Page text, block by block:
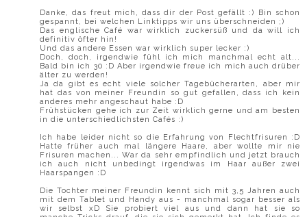
Danke, das freut mich, dass dir der Post gefällt :) Bin schon
gespannt, bei welchen Linktipps wir uns überschneiden ;)
Das englische Café war wirklich zuckersüß und da will ich
definitiv öfter hin!
Und das andere Essen war wirklich super lecker :)
Doch, doch, irgendwie fühl ich mich manchmal echt alt...
Bald bin ich 30 :D Aber irgendwie freue ich mich auch drüber
älter zu werden!
Ja da gibt es echt viele solcher Tagebücherarten, aber mir
hat das von meiner Freundin so gut gefallen, dass ich kein
anderes mehr angeschaut habe :D
Frühstücken gehe ich zur Zeit wirklich gerne und am besten
in die unterschiedlichsten Cafés :)
Ich habe leider nicht so die Erfahrung von Flechtfrisuren :D
Hatte früher auch mal längere Haare, aber wollte mir nie
Frisuren machen... War da sehr empfindlich und jetzt brauch
ich auch nicht unbedingt irgendwas im Haar außer zwei
Haarspangen :D
Die Tochter meiner Freundin kennt sich mit 3,5 Jahren auch
mit dem Tablet und Handy aus - manchmal sogar besser als
wir selbst xD Sie probiert viel aus und dann hat sie so